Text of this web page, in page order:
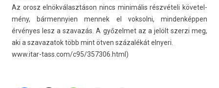
Az orosz elnökválasztáson nincs minimális részvételi követel­
mény, bár­mennyi­en men­nek el vok­solni, min­denképp­en
érvényes lesz a szavazás. A győzel­met az a jelölt szer­zi meg,
aki a szavazatok több mint ötven százalékát el­nyeri.
www.itar-tass.com/c95/357306.html )